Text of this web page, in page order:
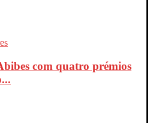
com quatro prémios